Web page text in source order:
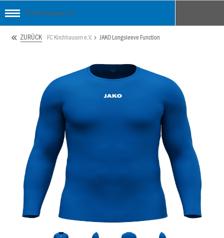
FC Kirchhausen e.V.
ZURÜCK FC Kirchhausen e.V. JAKO Longsleeve Function